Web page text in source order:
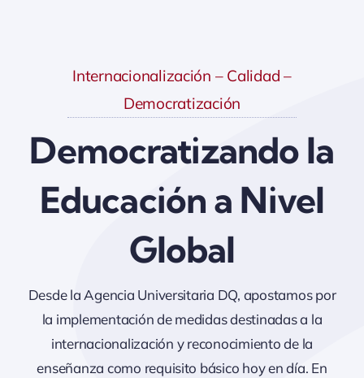
Internacionalización – Calidad –
Democratización
Democratizando la
Educación a Nivel
Global
Desde la Agencia Universitaria DQ, apostamos por
la implementación de medidas destinadas a la
internacionalización y reconocimiento de la
enseñanza como requisito básico hoy en día. En